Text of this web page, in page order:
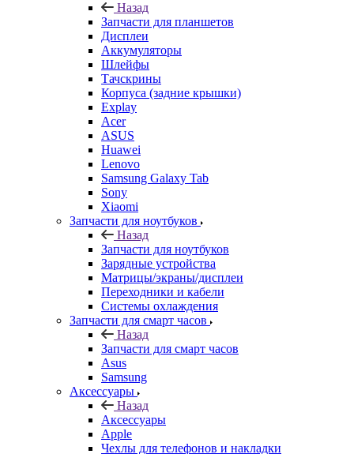
Запчасти для планшетов
Дисплеи
Аккумуляторы
Шлейфы
Тачскрины
Корпуса (задние крышки)
Explay
Acer
ASUS
Huawei
Lenovo
Samsung Galaxy Tab
Sony
Xiaomi
Запчасти для ноутбуков
Назад
Запчасти для ноутбуков
Зарядные устройства
Матрицы/экраны/дисплеи
Переходники и кабели
Системы охлаждения
Запчасти для смарт часов
Назад
Запчасти для смарт часов
Asus
Samsung
Аксессуары
Назад
Аксессуары
Apple
Чехлы для телефонов и накладки
Защитные стекла